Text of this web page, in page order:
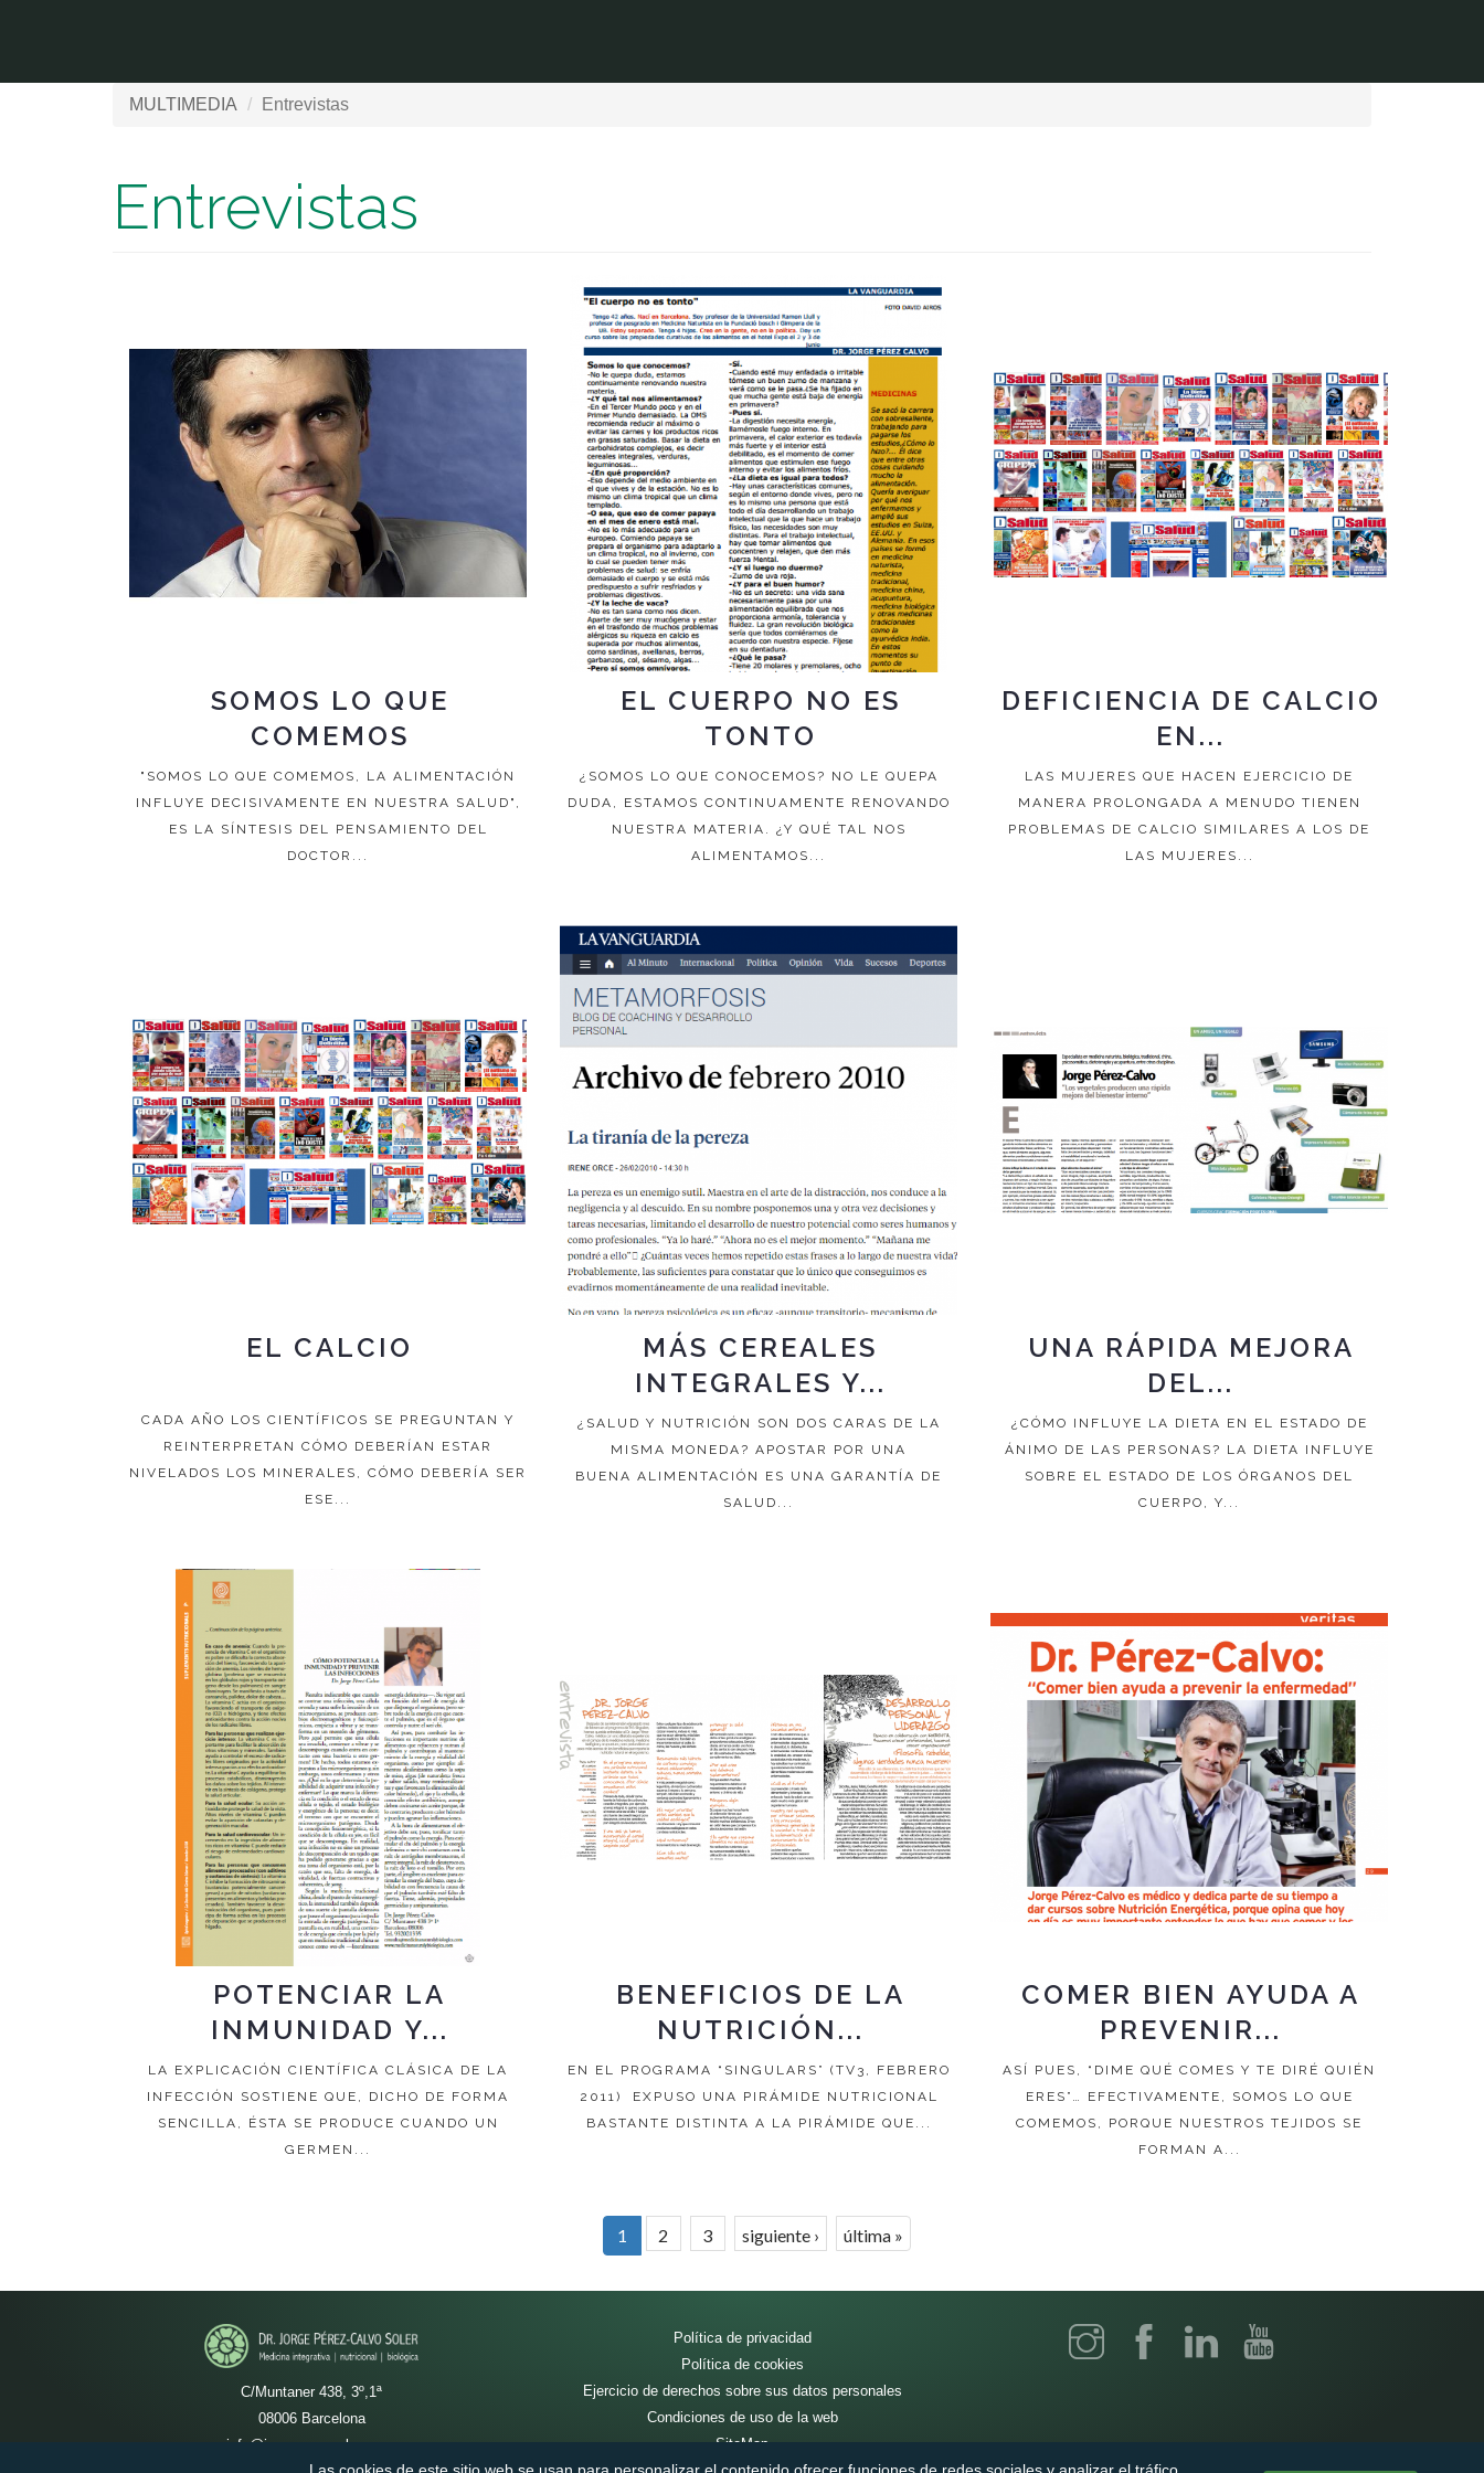
MULTIMEDIA Entrevistas
Entrevistas
SOMOS LO QUE
COMEMOS
"SOMOS LO QUE COMEMOS, LA ALIMENTACIÓN
INFLUYE DECISIVAMENTE EN NUESTRA SALUD",
ES LA SÍNTESIS DEL PENSAMIENTO DEL
DOCTOR...
EL CUERPO NO ES
TONTO
¿SOMOS LO QUE CONOCEMOS? NO LE QUEPA
DUDA, ESTAMOS CONTINUAMENTE RENOVANDO
NUESTRA MATERIA. ¿Y QUÉ TAL NOS
ALIMENTAMOS...
DEFICIENCIA DE CALCIO
EN...
LAS MUJERES QUE HACEN EJERCICIO DE
MANERA PROLONGADA A MENUDO TIENEN
PROBLEMAS DE CALCIO SIMILARES A LOS DE
LAS MUJERES...
EL CALCIO
CADA AÑO LOS CIENTÍFICOS SE PREGUNTAN Y
REINTERPRETAN CÓMO DEBERÍAN ESTAR
NIVELADOS LOS MINERALES, CÓMO DEBERÍA SER
ESE...
MÁS CEREALES
INTEGRALES Y...
¿SALUD Y NUTRICIÓN SON DOS CARAS DE LA
MISMA MONEDA? APOSTAR POR UNA
BUENA ALIMENTACIÓN ES UNA GARANTÍA DE
SALUD...
UNA RÁPIDA MEJORA
DEL...
¿CÓMO INFLUYE LA DIETA EN EL ESTADO DE
ÁNIMO DE LAS PERSONAS? LA DIETA INFLUYE
SOBRE EL ESTADO DE LOS ÓRGANOS DEL
CUERPO, Y...
POTENCIAR LA
INMUNIDAD Y...
LA EXPLICACIÓN CIENTÍFICA CLÁSICA DE LA
INFECCIÓN SOSTIENE QUE, DICHO DE FORMA
SENCILLA, ÉSTA SE PRODUCE CUANDO UN
GERMEN...
BENEFICIOS DE LA
NUTRICIÓN...
EN EL PROGRAMA “SINGULARS” (TV3, FEBRERO
2011) EXPUSO UNA PIRÁMIDE NUTRICIONAL
BASTANTE DISTINTA A LA PIRÁMIDE QUE...
COMER BIEN AYUDA A
PREVENIR...
ASÍ PUES, “DIME QUÉ COMES Y TE DIRÉ QUIÉN
ERES”… EFECTIVAMENTE, SOMOS LO QUE
COMEMOS, PORQUE NUESTROS TEJIDOS SE
FORMAN A...
1 2 3 siguiente › última »
C/Muntaner 438, 3º,1ª
08006 Barcelona
info@jorgeperezcalvo.com
Política de privacidad
Política de cookies
Ejercicio de derechos sobre sus datos personales
Condiciones de uso de la web
SiteMap